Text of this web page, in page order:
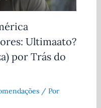
Ultimaato?
por Trás do
/ Por